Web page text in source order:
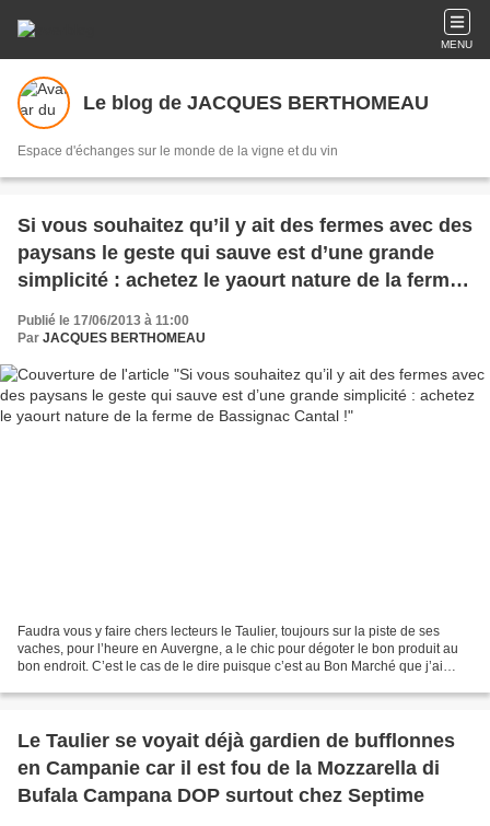
MENU
Le blog de JACQUES BERTHOMEAU
Espace d'échanges sur le monde de la vigne et du vin
Si vous souhaitez qu’il y ait des fermes avec des
paysans le geste qui sauve est d’une grande
simplicité : achetez le yaourt nature de la ferme
de Bassignac Cantal !
Publié le 17/06/2013 à 11:00
Par JACQUES BERTHOMEAU
Faudra vous y faire chers lecteurs le Taulier, toujours sur la piste de ses
vaches, pour l’heure en Auvergne, a le chic pour dégoter le bon produit au
bon endroit. C’est le cas de le dire puisque c’est au Bon Marché que j’ai
Le Taulier se voyait déjà gardien de bufflonnes
en Campanie car il est fou de la Mozzarella di
Bufala Campana DOP surtout chez Septime